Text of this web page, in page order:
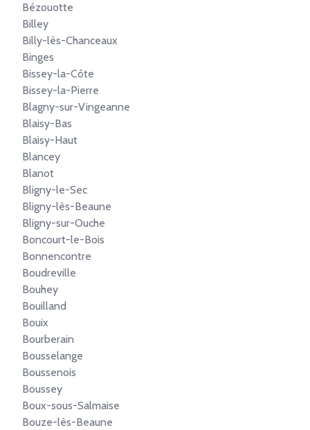
Bézouotte
Billey
Billy-lès-Chanceaux
Binges
Bissey-la-Côte
Bissey-la-Pierre
Blagny-sur-Vingeanne
Blaisy-Bas
Blaisy-Haut
Blancey
Blanot
Bligny-le-Sec
Bligny-lès-Beaune
Bligny-sur-Ouche
Boncourt-le-Bois
Bonnencontre
Boudreville
Bouhey
Bouilland
Bouix
Bourberain
Bousselange
Boussenois
Boussey
Boux-sous-Salmaise
Bouze-lès-Beaune